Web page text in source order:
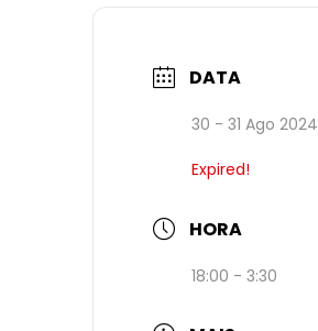
DATA
30 - 31 Ago 2024
Expired!
HORA
18:00 - 3:30